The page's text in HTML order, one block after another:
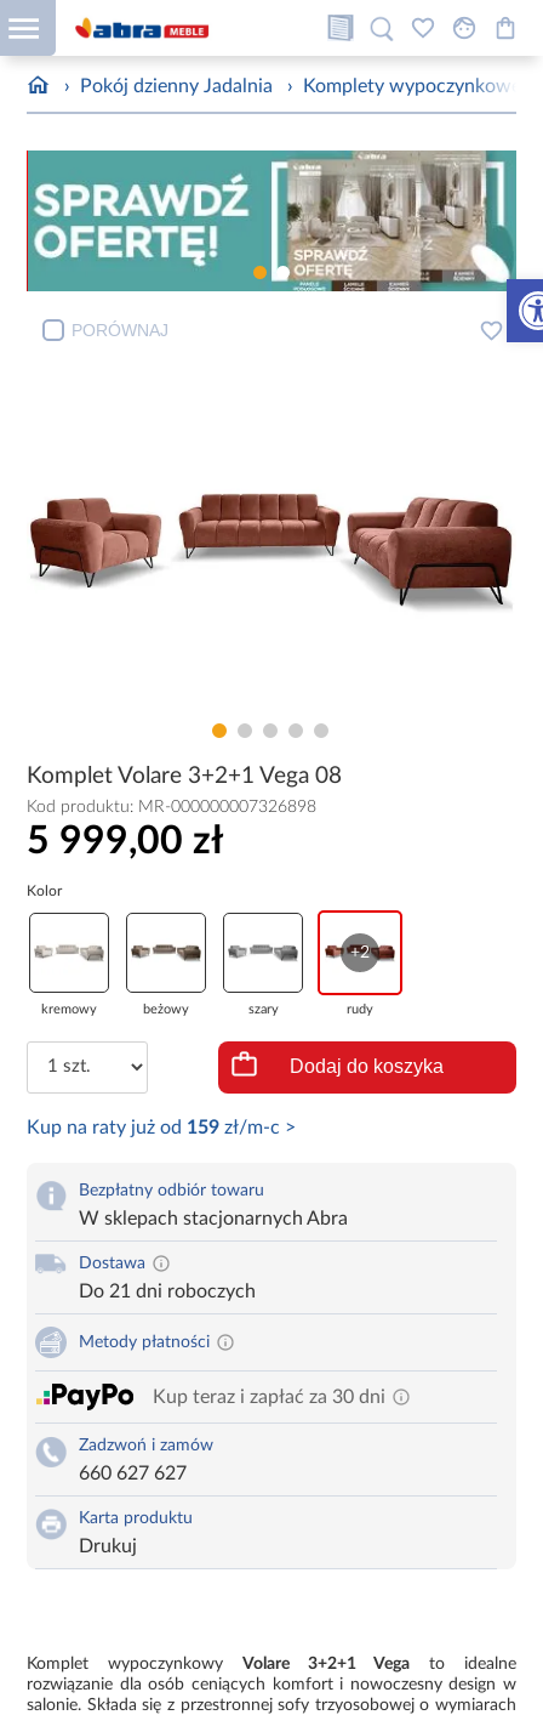
› Pokój dzienny Jadalnia › Komplety wypoczynkowe
PORÓWNAJ
Komplet Volare 3+2+1 Vega 08
Kod produktu: MR-000000007326898
5 999,00 zł
Kolor
kremowy beżowy szary
+2
rudy
Dodaj do koszyka
Kup na raty już od 159 zł/m-c >
Bezpłatny odbiór towaru
W sklepach stacjonarnych Abra
Dostawa
Do 21 dni roboczych
Metody płatności
Kup teraz i zapłać za 30 dni
Zadzwoń i zamów
660 627 627
Karta produktu
Drukuj
Komplet wypoczynkowyVolare 3+2+1 Vegato idealne
rozwiązanie dla osób ceniących komfort i nowoczesny design w
salonie. Składa się z przestronnej sofy trzyosobowej o wymiarach